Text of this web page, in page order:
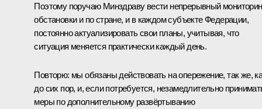
Поэтому поручаю Минздраву вести непрерывный
обстановки и по стране, и в каждом субъекте Федерации,
постоянно актуализировать свои планы, учитывая, что
ситуация меняется практически каждый день.
Повторю: мы обязаны действовать на опережение, так же,
до сих пор, и, если потребуется, незамедлительно
меры по дополнительному развёртыванию